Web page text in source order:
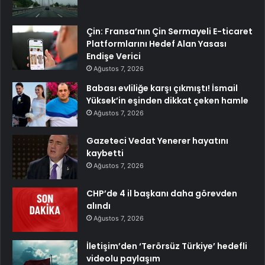
Çin: Fransa’nın Çin Sermayeli E-ticaret
Platformlarını Hedef Alan Yasası
Endişe Verici
Ağustos 7, 2026
Babası evliliğe karşı çıkmıştı! İsmail
Yüksek’in eşinden dikkat çeken hamle
Ağustos 7, 2026
Gazeteci Vedat Yenerer hayatını
kaybetti
Ağustos 7, 2026
CHP’de 4 il başkanı daha görevden
alındı
Ağustos 7, 2026
İletişim’den ‘Terörsüz Türkiye’ hedefli
videolu paylaşım